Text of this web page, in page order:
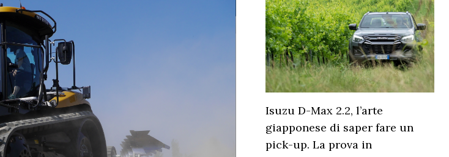
Isuzu D-Max 2.2, l’arte
giapponese di saper fare un
pick-up. La prova in